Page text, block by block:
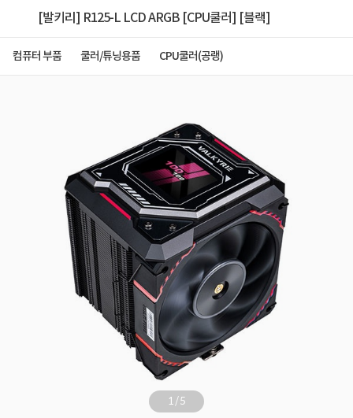
[발키리] R125-L LCD ARGB [CPU쿨러] [블랙]
컴퓨터 부품 쿨러/튜닝용품 CPU쿨러(공랭)
1/5